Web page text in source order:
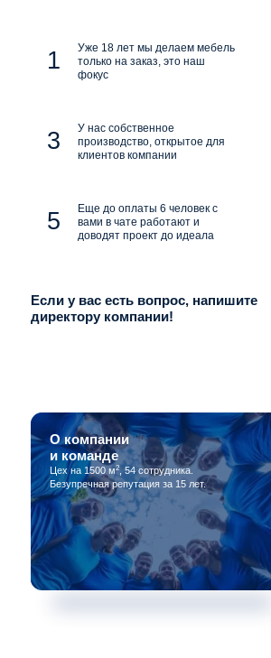
Уже 18 лет мы делаем мебель
только на заказ, это наш
фокус
У нас собственное
производство, открытое для
клиентов компании
Еще до оплаты 6 человек с
вами в чате работают и
доводят проект до идеала
Если у вас есть вопрос, напишите
директору компании!
О компании
и команде
Цех на 1500 м2, 54 сотрудника.
Безупречная репутация за 15 лет.